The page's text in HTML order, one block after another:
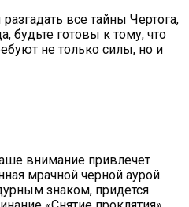
все тайны Чертога,
будьте готовы к тому, что
не только силы, но и
внимание привлечет
мрачной черной аурой.
знаком, придется